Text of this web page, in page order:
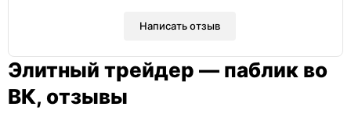
Написать отзыв
Элитный трейдер — паблик во
ВК, отзывы